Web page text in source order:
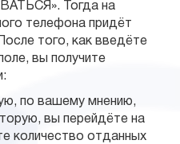
Тогда на
телефона придёт
того, как введёте
вы получите
по вашему мнению,
вы перейдёте на
количество отданных